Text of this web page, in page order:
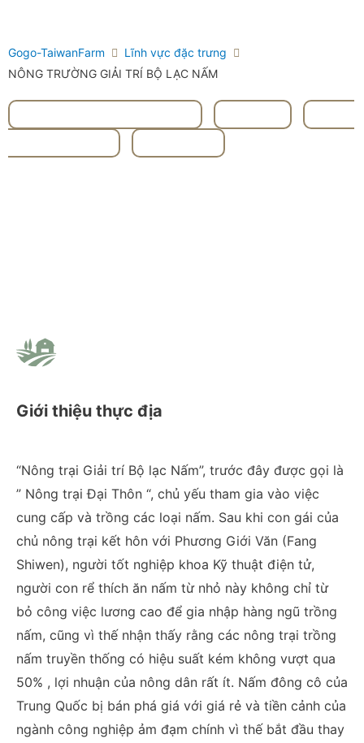
Gogo-TaiwanFarm
Lĩnh vực đặc trưng
NÔNG TRƯỜNG GIẢI TRÍ BỘ LẠC NẤM
Giới thiệu thực địa
“Nông trại Giải trí Bộ lạc Nấm”, trước đây được gọi là
” Nông trại Đại Thôn “, chủ yếu tham gia vào việc
cung cấp và trồng các loại nấm. Sau khi con gái của
chủ nông trại kết hôn với Phương Giới Văn (Fang
Shiwen), người tốt nghiệp khoa Kỹ thuật điện tử,
người con rể thích ăn nấm từ nhỏ này không chỉ từ
bỏ công việc lương cao để gia nhập hàng ngũ trồng
nấm, cũng vì thế nhận thấy rằng các nông trại trồng
nấm truyền thống có hiệu suất kém không vượt qua
50% , lợi nhuận của nông dân rất ít. Nấm đông cô của
Trung Quốc bị bán phá giá với giá rẻ và tiền cảnh của
ngành công nghiệp ảm đạm chính vì thế bắt đầu thay